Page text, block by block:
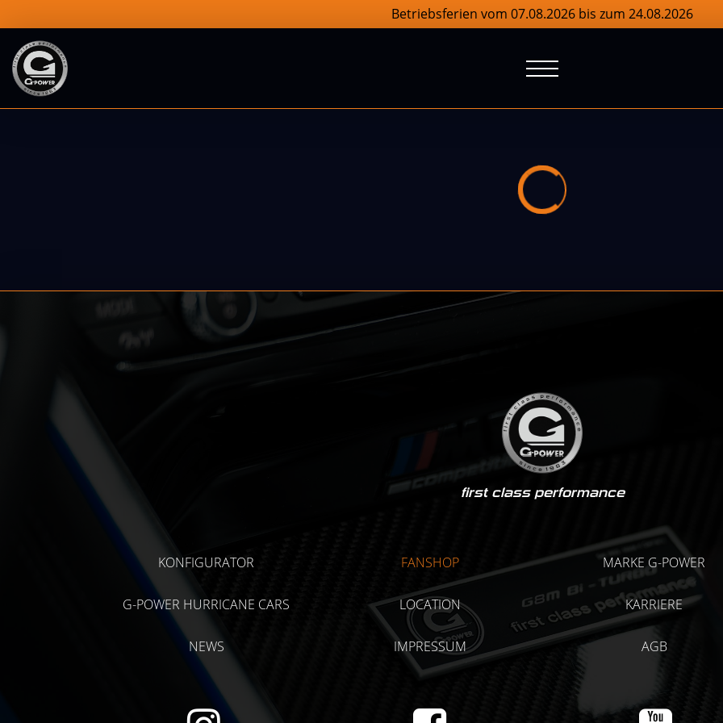
Betriebsferien vom 07.08.2026 bis zum 24.08.2026
first class performance
KONFIGURATOR FANSHOP MARKE G-POWER
G-POWER HURRICANE CARS LOCATION KARRIERE
NEWS IMPRESSUM AGB